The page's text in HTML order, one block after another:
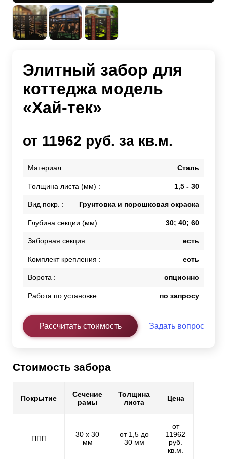
Элитный забор для
коттеджа модель
«Хай-тек»
от 11962 руб. за кв.м.
Материал : Сталь
Толщина листа (мм) : 1,5 - 30
Вид покр. : Грунтовка и порошковая окраска
Глубина секции (мм) : 30; 40; 60
Заборная секция : есть
Комплект крепления : есть
Ворота : опционно
Работа по установке : по запросу
Рассчитать стоимость Задать вопрос
Стоимость забора
Покрытие
Сечение
рамы
Толщина
листа
Цена
ППП
30 х 30
мм
от 1,5 до
30 мм
от
11962
руб.
кв.м.